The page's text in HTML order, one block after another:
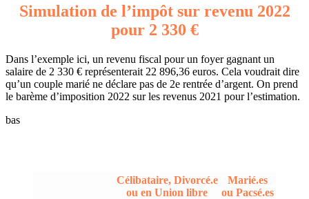
Simulation de l’impôt sur revenu 2022
pour 2 330 €
Dans l’exemple ici, un revenu fiscal pour un foyer gagnant un
salaire de 2 330 € représenterait 22 896,36 euros. Cela voudrait dire
qu’un couple marié ne déclare pas de 2e rentrée d’argent. On prend
le barème d’imposition 2022 sur les revenus 2021 pour l’estimation.
bas
Célibataire, Divorcé.e
ou en Union libre
Marié.es
ou Pacsé.es